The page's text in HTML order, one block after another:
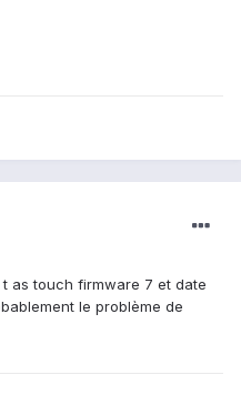
t as touch firmware 7 et date
le problème de